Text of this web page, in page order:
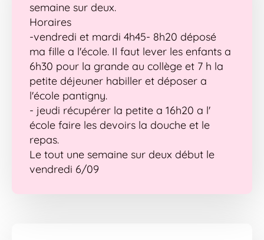
semaine sur deux.
Horaires
-vendredi et mardi 4h45- 8h20 déposé
ma fille a l'école. Il faut lever les enfants a
6h30 pour la grande au collège et 7 h la
petite déjeuner habiller et déposer a
l'école pantigny.
- jeudi récupérer la petite a 16h20 a l'
école faire les devoirs la douche et le
repas.
Le tout une semaine sur deux début le
vendredi 6/09